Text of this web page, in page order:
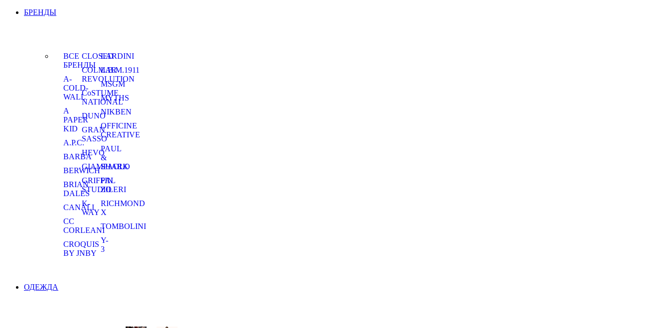
БРЕНДЫ
ВСЕ
БРЕНДЫ
A-
COLD-
WALL
A
PAPER
KID
A.P.C.
BARBA
BERWICH
BRIAN
DALES
CANALI
CC
CORLEANI
CROQUIS
BY JNBY
CLOSED
COLMAR
REVOLUTION
CoSTUME
NATIONAL
DUNO
GRAN
SASSO
HEVO
GIAMPAOLO
GRIFFIN
STUDIO
K-
WAY
LARDINI
L.B.M.1911
MSGM
MYTHS
NIKBEN
OFFICINE
CREATIVE
PAUL
&
SHARK
PAL
ZILERI
RICHMOND
X
TOMBOLINI
Y-
3
ОДЕЖДА